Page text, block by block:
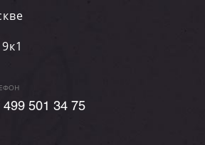
499 501 34 75